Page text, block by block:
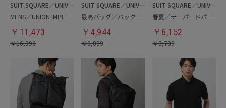
SUIT SQUARE／UNIVERSAL LANGUAGE
MENS／UNION IMPERIAL監修／コインローファー
￥ 11,473
￥16,390
SUIT SQUARE／UNIVERSAL LANGUAGE
最高バッグ／バックパック
￥ 4,944
￥9,889
SUIT SQUARE／UNIVERSAL LANGUAGE
春夏／テーパードパンツ
￥ 6,152
￥8,789